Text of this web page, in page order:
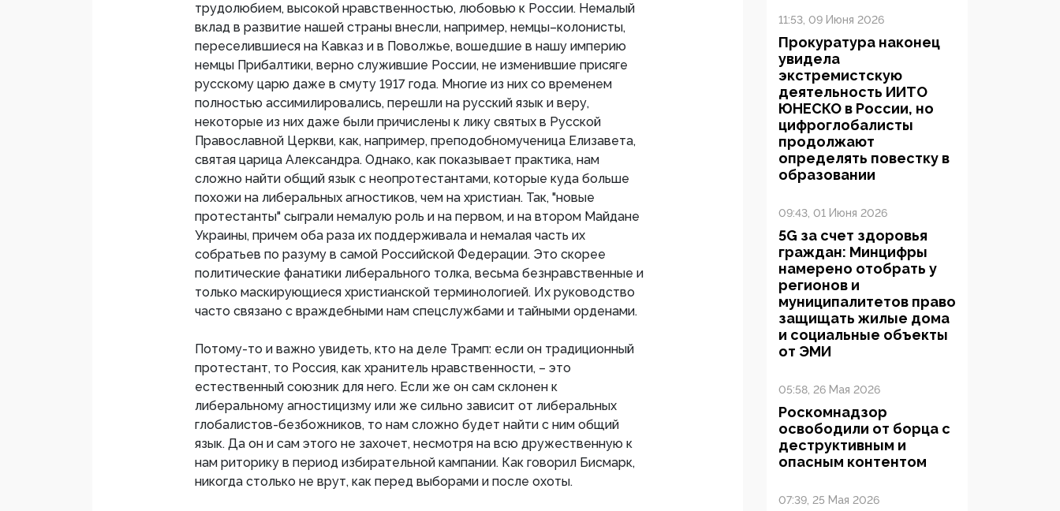
трудолюбием, высокой нравственностью, любовью к России. Немалый
вклад в развитие нашей страны внесли, например, немцы–колонисты,
переселившиеся на Кавказ и в Поволжье, вошедшие в нашу империю
немцы Прибалтики, верно служившие России, не изменившие присяге
русскому царю даже в смуту 1917 года. Многие из них со временем
полностью ассимилировались, перешли на русский язык и веру,
некоторые из них даже были причислены к лику святых в Русской
Православной Церкви, как, например, преподобномученица Елизавета,
святая царица Александра. Однако, как показывает практика, нам
сложно найти общий язык с неопротестантами, которые куда больше
похожи на либеральных агностиков, чем на христиан. Так, "новые
протестанты" сыграли немалую роль и на первом, и на втором Майдане
Украины, причем оба раза их поддерживала и немалая часть их
собратьев по разуму в самой Российской Федерации. Это скорее
политические фанатики либерального толка, весьма безнравственные и
только маскирующиеся христианской терминологией. Их руководство
часто связано с враждебными нам спецслужбами и тайными орденами.
Потому-то и важно увидеть, кто на деле Трамп: если он традиционный
протестант, то Россия, как хранитель нравственности, – это
естественный союзник для него. Если же он сам склонен к
либеральному агностицизму или же сильно зависит от либеральных
глобалистов-безбожников, то нам сложно будет найти с ним общий
язык. Да он и сам этого не захочет, несмотря на всю дружественную к
нам риторику в период избирательной кампании. Как говорил Бисмарк,
никогда столько не врут, как перед выборами и после охоты.
11:53, 09 Июня 2026
Прокуратура наконец
увидела
экстремистскую
деятельность ИИТО
ЮНЕСКО в России, но
цифроглобалисты
продолжают
определять повестку в
образовании
09:43, 01 Июня 2026
5G за счет здоровья
граждан: Минцифры
намерено отобрать у
регионов и
муниципалитетов право
защищать жилые дома
и социальные объекты
от ЭМИ
05:58, 26 Мая 2026
Роскомнадзор
освободили от борца с
деструктивным и
опасным контентом
07:39, 25 Мая 2026